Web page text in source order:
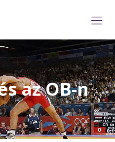
az OB-n